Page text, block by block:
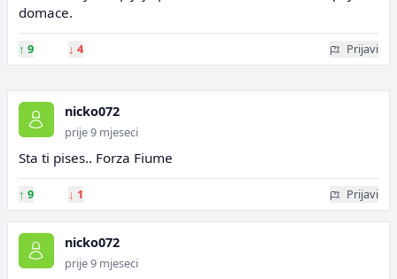
domace.
↑ 9 ↓ 4 Prijavi
nicko072
prije 9 mjeseci
Sta ti pises.. Forza Fiume
↑ 9 ↓ 1 Prijavi
nicko072
prije 9 mjeseci